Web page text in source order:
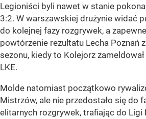
Legioniści byli nawet w stanie
3:2. W warszawskiej drużynie widać
do kolejnej fazy rozgrywek, a
powtórzenie rezultatu Lecha Poznań
sezonu, kiedy to Kolejorz
LKE.
Molde natomiast początkowo
Mistrzów, ale nie przedostało się do
elitarnych rozgrywek, trafiając do Ligi